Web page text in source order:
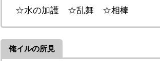
☆水の加護 ☆乱舞 ☆相棒
俺イルの所見